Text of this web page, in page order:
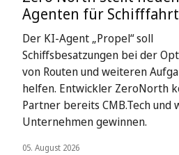
Agenten für
Der KI-Agent „Propel“ soll
Schiffsbesatzungen bei der
von Routen und weiteren
helfen. Entwickler ZeroNorth
Partner bereits CMB.Tech und
Unternehmen gewinnen.
05. August 2026